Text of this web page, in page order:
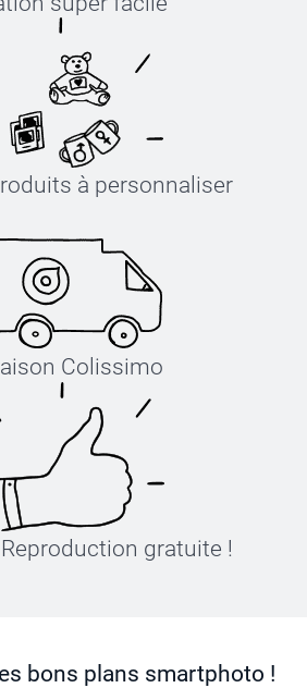
à personnaliser
Colissimo
gratuite !
bons plans smartphoto !